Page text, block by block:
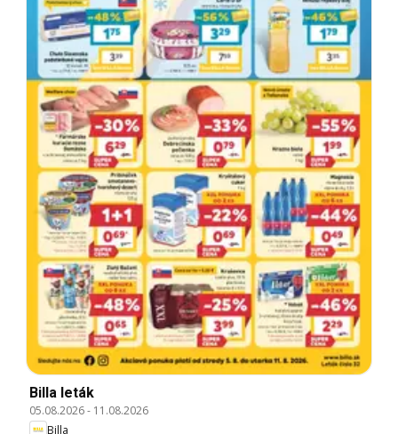
Billa leták
05.08.2026- 11.08.2026
Billa